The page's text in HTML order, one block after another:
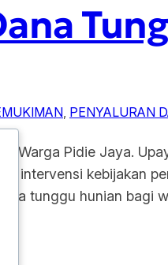
, PENYALURAN
Warga Pidie Jaya.
intervensi kebijakan
tunggu hunian